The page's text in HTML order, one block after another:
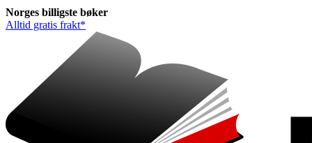
Norges billigste bøker
Alltid gratis frakt*